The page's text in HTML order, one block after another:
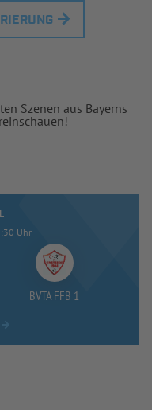
Szenen aus Bayerns
Uhr
BVTA FFB 1